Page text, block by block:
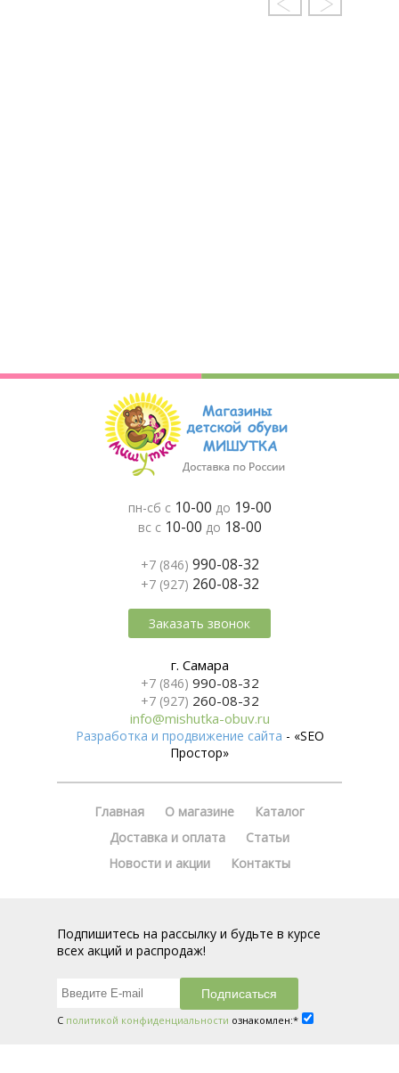
пн-сб с 10-00 до 19-00
вс с 10-00 до 18-00
+7 (846) 990-08-32
+7 (927) 260-08-32
Заказать звонок
г. Самара
+7 (846) 990-08-32
+7 (927) 260-08-32
info@mishutka-obuv.ru
Разработка и продвижение сайта - «SEO
Простор»
Главная О магазине
Каталог
Доставка и оплата
Статьи
Новости и акции
Контакты
Подпишитесь на рассылку и будьте в курсе
всех акций и распродаж!
С политикой конфиденциальности ознакомлен:*